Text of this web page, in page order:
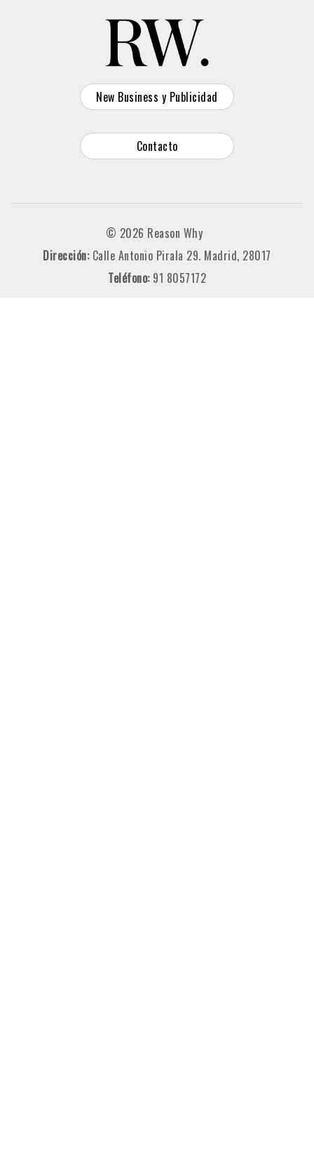
New Business y Publicidad
Contacto
© 2026 Reason Why
Dirección: Calle Antonio Pirala 29. Madrid, 28017
Teléfono: 91 8057172